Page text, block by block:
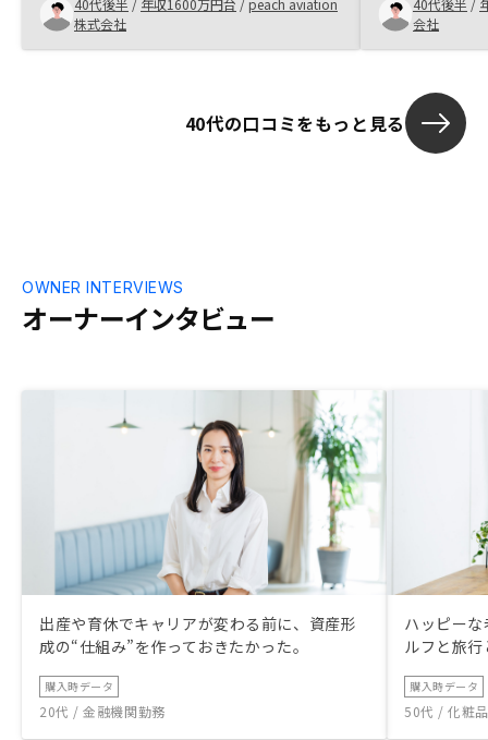
40代後半 / 年収1600万円台 /peach aviation
株式会社
40代後半 /
会社
40代の口コミをもっと見る
オーナーインタビュー
OWNER INTERVIEWS
出産や育休でキャリアが変わる前に、資産形
成の“仕組み”を作っておきたかった。
購入時データ
20代 / 金融機関勤務
ハッピー
ルフと旅
購入時データ
50代 / 化粧